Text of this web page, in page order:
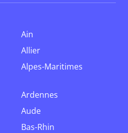
Ain
Allier
Alpes-Maritimes
Ardennes
Aude
Bas-Rhin